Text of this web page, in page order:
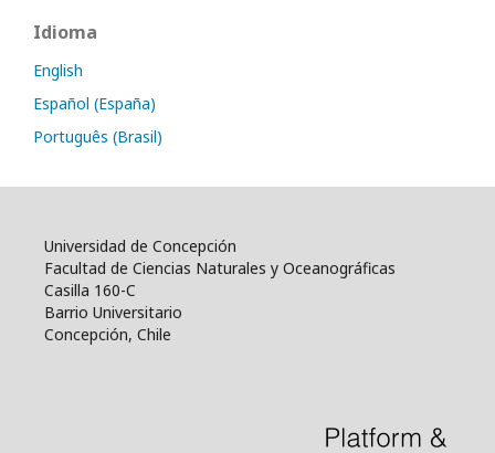
Idioma
English
Español (España)
Português (Brasil)
Universidad de Concepción
Facultad de Ciencias Naturales y Oceanográficas
Casilla 160-C
Barrio Universitario
Concepción, Chile